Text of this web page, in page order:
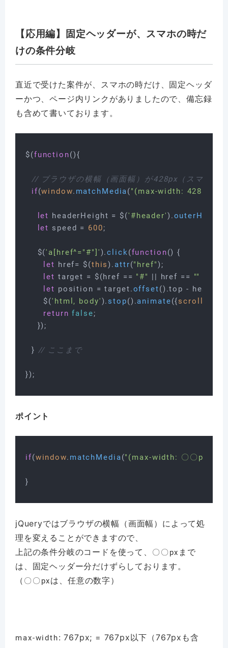
【応用編】固定ヘッダーが、スマホの時だ
けの条件分岐
直近で受けた案件が、スマホの時だけ、固定ヘッダ
ーかつ、ページ内リンクがありましたので、備忘録
も含めて書いております。
$(function(){
// ブラウザの横幅（画面幅）が428px（スマホ時
if(window. matchMedia("(max-width: 428px)"
let headerHeight = $('#header').outerHeight
let speed = 600;
    $(
'a[href^="#"]').click(function() {
let href= $(this).attr("href");
let target = $(href == "#" || href == ""
let position = target.offset().top -
      $(
'html, body').stop().animate({scrollTop
return false;
    });
  }
// ここまで
ポイント
if(window. matchMedia("(max-width: 〇〇px)"
jQueryではブラウザの横幅（画面幅）によって処
理を変えることができますので、
上記の条件分岐のコードを使って、
〇〇px まで
は、固定ヘッダー分だけずらしております。
（ 〇〇pxは、任意の数字）
max-width: 767px; = 767px以下（767pxも含